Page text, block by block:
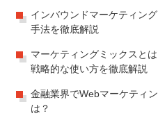
インバウンドマーケティン
手法を徹底解説
マーケティングミックスと
戦略的な使い方を徹底解説
金融業界でWebマーケティ
は？